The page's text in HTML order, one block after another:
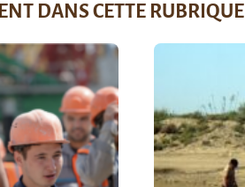
DANS CETTE RUBRIQUE